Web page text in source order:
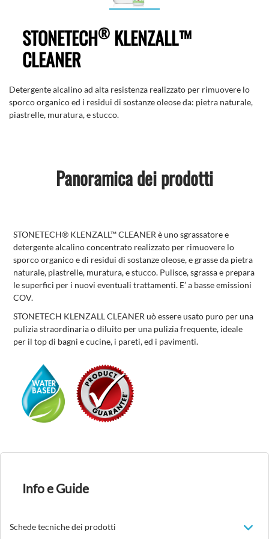
STONETECH®KLENZALL™
CLEANER
Detergente alcalino ad alta resistenza realizzato per rimuovere lo
sporco organico ed i residui di sostanze oleose da: pietra naturale,
piastrelle, muratura, e stucco.
Panoramica dei prodotti
STONETECH® KLENZALL™ CLEANER è uno sgrassatore e
detergente alcalino concentrato realizzato per rimuovere lo
sporco organico e di residui di sostanze oleose, e grasse da pietra
naturale, piastrelle, muratura, e stucco. Pulisce, sgrassa e prepara
le superfici per i nuovi eventuali trattamenti. E’ a basse emissioni
COV.
STONETECH KLENZALL CLEANER uò essere usato puro per una
pulizia straordinaria o diluito per una pulizia frequente, ideale
per il top di bagni e cucine, i pareti, ed i pavimenti.
Info e Guide
Schede tecniche dei prodotti